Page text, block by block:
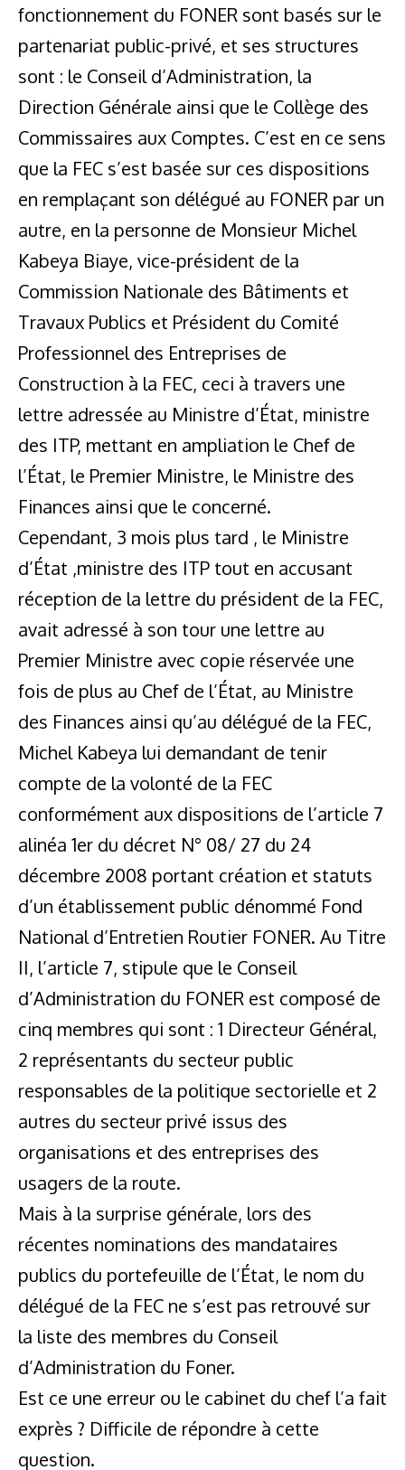
fonctionnement du FONER sont basés sur le
partenariat public-privé, et ses structures
sont : le Conseil d’Administration, la
Direction Générale ainsi que le Collège des
Commissaires aux Comptes. C’est en ce sens
que la FEC s’est basée sur ces dispositions
en remplaçant son délégué au FONER par un
autre, en la personne de Monsieur Michel
Kabeya Biaye, vice-président de la
Commission Nationale des Bâtiments et
Travaux Publics et Président du Comité
Professionnel des Entreprises de
Construction à la FEC, ceci à travers une
lettre adressée au Ministre d’État, ministre
des ITP, mettant en ampliation le Chef de
l’État, le Premier Ministre, le Ministre des
Finances ainsi que le concerné.
Cependant, 3 mois plus tard , le Ministre
d’État ,ministre des ITP tout en accusant
réception de la lettre du président de la FEC,
avait adressé à son tour une lettre au
Premier Ministre avec copie réservée une
fois de plus au Chef de l’État, au Ministre
des Finances ainsi qu’au délégué de la FEC,
Michel Kabeya lui demandant de tenir
compte de la volonté de la FEC
conformément aux dispositions de l’article 7
alinéa 1er du décret N° 08/ 27 du 24
décembre 2008 portant création et statuts
d’un établissement public dénommé Fond
National d’Entretien Routier FONER. Au Titre
II, l’article 7, stipule que le Conseil
d’Administration du FONER est composé de
cinq membres qui sont : 1 Directeur Général,
2 représentants du secteur public
responsables de la politique sectorielle et 2
autres du secteur privé issus des
organisations et des entreprises des
usagers de la route.
Mais à la surprise générale, lors des
récentes nominations des mandataires
publics du portefeuille de l’État, le nom du
délégué de la FEC ne s’est pas retrouvé sur
la liste des membres du Conseil
d’Administration du Foner.
Est ce une erreur ou le cabinet du chef l’a fait
exprès ? Difficile de répondre à cette
question.